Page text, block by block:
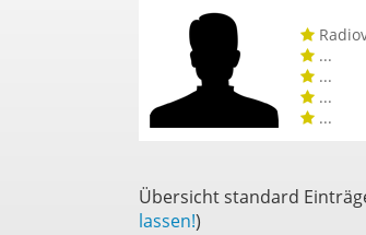
...
...
...
...
Übersicht standard
lassen!)